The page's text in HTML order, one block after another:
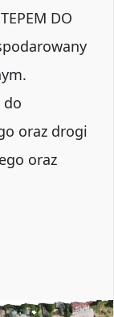
DO
do
oraz drogi
oraz